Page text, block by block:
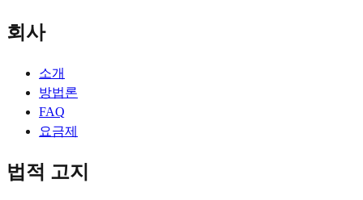
회사
소개
방법론
FAQ
요금제
법적 고지